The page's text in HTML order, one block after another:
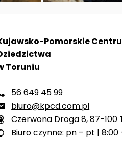
Pomorskie
Toruniu
56 649 45 99
biuro@kpcd.com.pl
Czerwona Droga 8, 87-100
Biuro czynne: pn – pt | 8:00